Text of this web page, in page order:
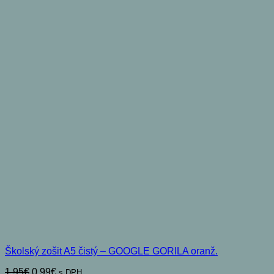
Školský zošit A5 čistý – GOOGLE GORILA oranž.
PôvodnáAktuálna